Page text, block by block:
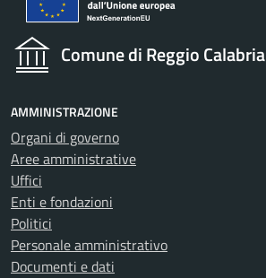
Comune di Reggio Calabria
AMMINISTRAZIONE
Organi di governo
Aree amministrative
Uffici
Enti e fondazioni
Politici
Personale amministrativo
Documenti e dati